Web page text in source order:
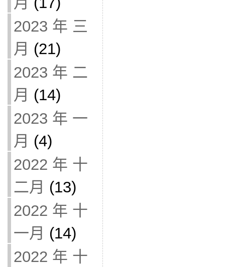
2023 年 三
月 (21)
2023 年 二
月 (14)
2023 年 一
月 (4)
2022 年 十
二月 (13)
2022 年 十
一月 (14)
2022 年 十